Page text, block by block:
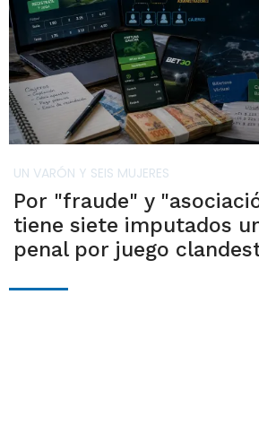
UN VARÓN Y SEIS MUJERES
Por "fraude" y
tiene siete imputados
penal por juego